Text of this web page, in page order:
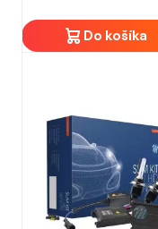
Do košíka